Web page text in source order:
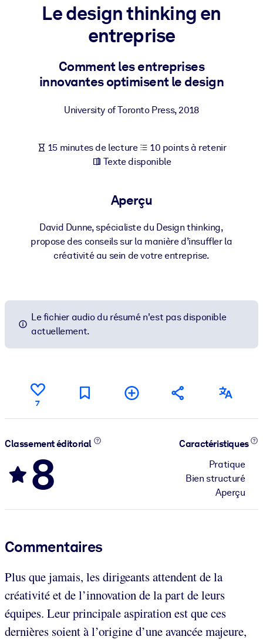
Intégrez des connaissances vérifiées et concises dans votre
LMS/LXP pour de meilleurs résultats d'apprentissage.
Pour bibliothèques d'entreprise
Pour les systèmes d’IA
structurées pour améliorer les résultats.
Le design thinking en
entreprise
Comment les entreprises
innovantes optimisent le design
University of Toronto Press,2018
15 minutes de lecture
10 points à retenir
Texte disponible
Aperçu
David Dunne, spécialiste du Design thinking,
propose des conseils sur la manière d’insuffler la
créativité au sein de votre entreprise.
Le fichier audio du résumé n'est pas disponible
actuellement.
7
Classement éditorial
8
Caractéristiques
Pratique
Bien structuré
Aperçu
Commentaires
Plus que jamais, les dirigeants attendent de la
créativité et de l’innovation de la part de leurs
équipes. Leur principale aspiration est que ces
dernières soient à l’origine d’une avancée majeure,